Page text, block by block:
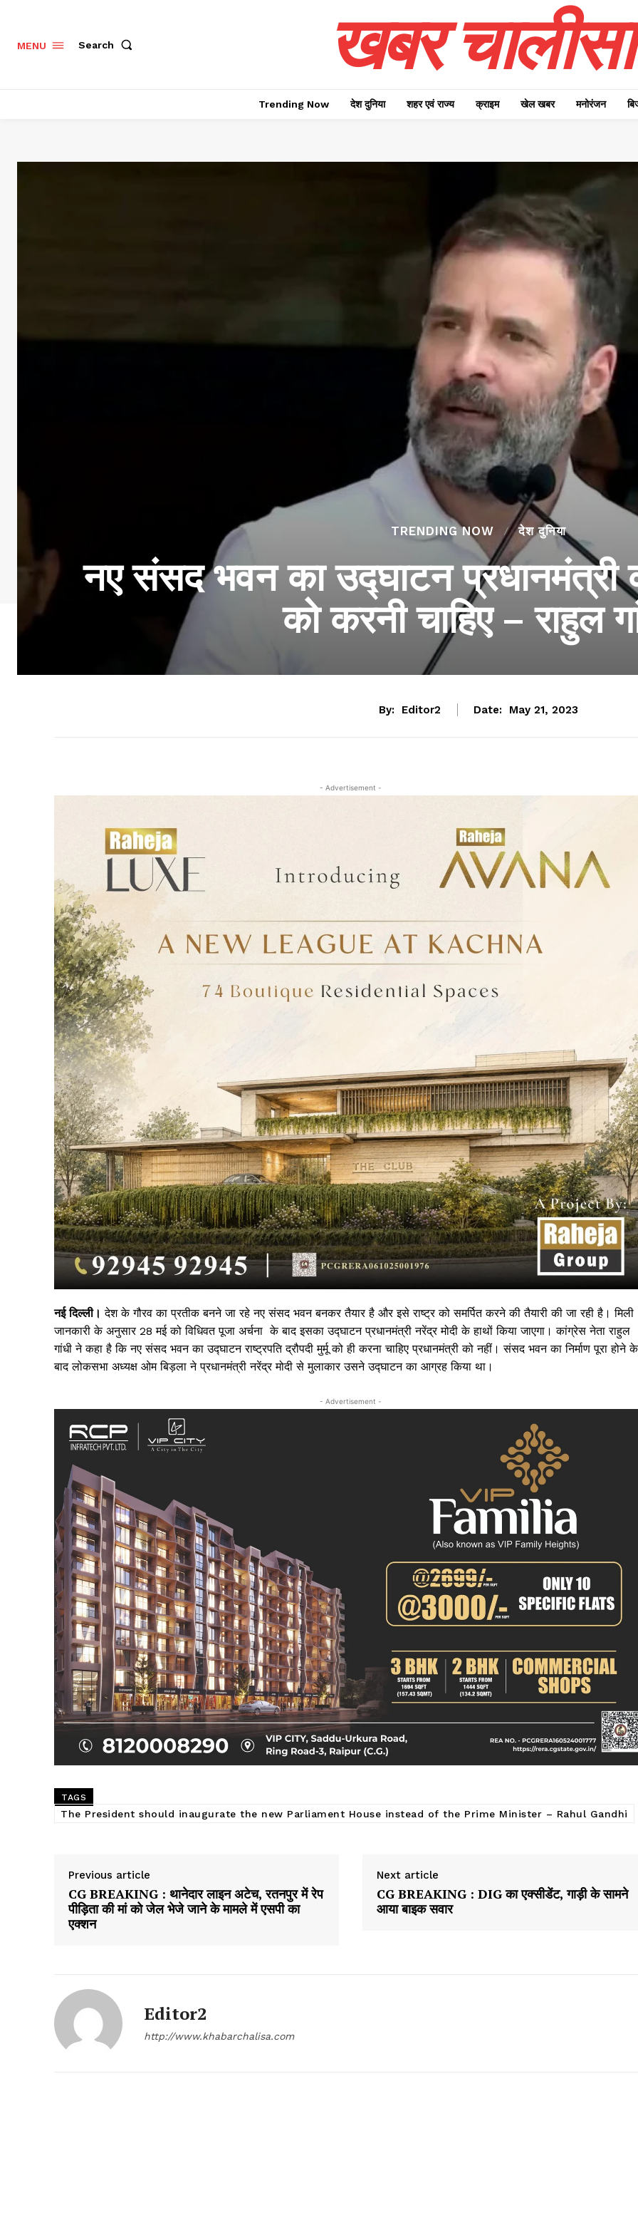
SUBSCRIBE NOW
Khabarchalisa
Trending Now
देश दुनिया
शहर एवं राज्य
क्राइम
खेल खबर
बिजनेस
ई-पेपर
MENU Search खबर चालीसा
Trending Now देश दुनिया शहर एवं राज्य क्राइम खेल खबर मनोरंजन
TRENDING NOW देश दुनिया
नए संसद भवन का उद्घाटन प्रधानमंत्री
को करनी चाहिए – राहुल
By: Editor2 Date: May 21, 2023
- Advertisement -
नई दिल्ली। देश के गौरव का प्रतीक बनने जा रहे नए संसद भवन बनकर तैयार है और इसे राष्ट्र को समर्पित करने की तैयारी की जा रही है। मिली
जानकारी के अनुसार 28 मई को विधिवत पूजा अर्चना के बाद इसका उद्घाटन प्रधानमंत्री नरेंद्र मोदी के हाथों किया जाएगा। कांग्रेस नेता राहुल
गांधी ने कहा है कि नए संसद भवन का उद्घाटन राष्ट्रपति द्रौपदी मुर्मू को ही करना चाहिए प्रधानमंत्री को नहीं। संसद भवन का निर्माण पूरा होने के
बाद लोकसभा अध्यक्ष ओम बिड़ला ने प्रधानमंत्री नरेंद्र मोदी से मुलाकार उसने उद्घाटन का आग्रह किया था।
- Advertisement -
TAGS
The President should inaugurate the new Parliament House instead of the Prime Minister – Rahul Gandhi
Previous article
CG BREAKING : थानेदार लाइन अटेच, रतनपुर में रेप
पीड़िता की मां को जेल भेजे जाने के मामले में एसपी का
एक्शन
Next article
CG BREAKING : DIG का एक्सीडेंट, गाड़ी के सामने
आया बाइक सवार
Editor2
http://www.khabarchalisa.com